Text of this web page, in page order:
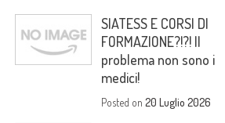
SIATESS E CORSI DI
FORMAZIONE?!?! Il
problema non sono i
medici!
Posted on20 Luglio 2026